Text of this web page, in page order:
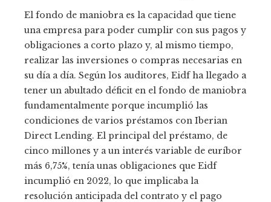
El fondo de maniobra es la capacidad que tiene
una empresa para poder cumplir con sus pagos y
obligaciones a corto plazo y, al mismo tiempo,
realizar las inversiones o compras necesarias en
su día a día. Según los auditores, Eidf ha llegado a
tener un abultado déficit en el fondo de maniobra
fundamentalmente porque incumplió las
condiciones de varios préstamos con Iberian
Direct Lending. El principal del préstamo, de
cinco millones y a un interés variable de euríbor
más 6,75%, tenía unas obligaciones que Eidf
incumplió en 2022, lo que implicaba la
resolución anticipada del contrato y el pago